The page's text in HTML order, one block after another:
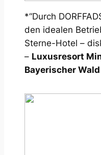
*“Durch
den idealen
Sterne-Hotel –
– Luxusresort
Bayerischer Wald